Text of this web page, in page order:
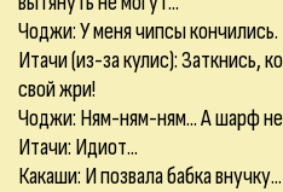
Чоджи: У меня чипсы кончились.
Итачи (из-за кулис): Заткнись,
свой жри!
Чоджи: Ням-ням-ням... А шарф
Итачи: Идиот...
Какаши: И позвала бабка внучку...